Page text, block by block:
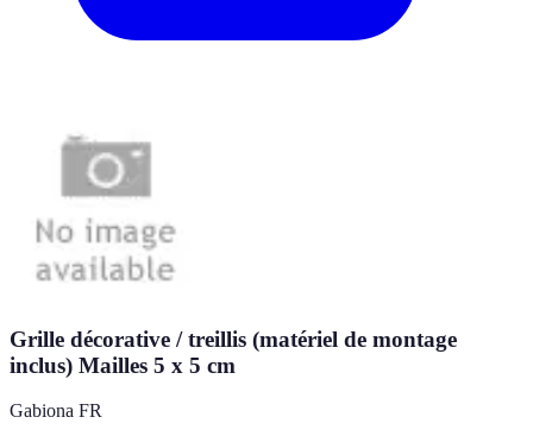
Grille décorative / treillis (matériel de montage
inclus) Mailles 5 x 5 cm
Gabiona FR